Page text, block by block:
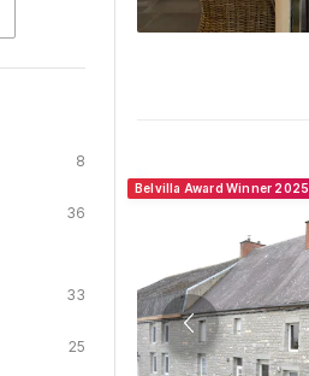
8
36
33
25
Belvilla Award Winner 2025